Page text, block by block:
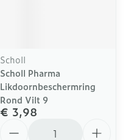
Scholl
Scholl Pharma
Likdoornbeschermring
Rond Vilt 9
€ 3,98